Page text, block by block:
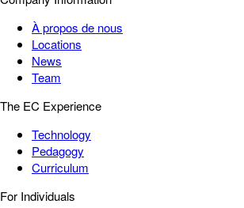
À propos de nous
Locations
News
Team
The EC Experience
Technology
Pedagogy
Curriculum
For Individuals